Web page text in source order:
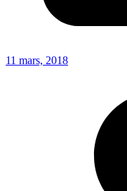
11 mars, 2018